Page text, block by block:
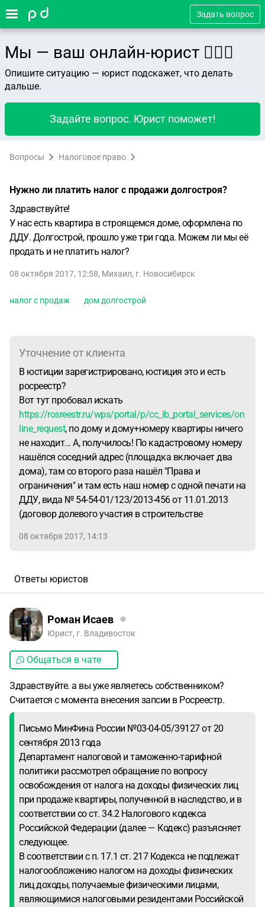
Задать вопрос
Мы — ваш онлайн-юрист 👨🏻‍⚖️
Опишите ситуацию — юрист подскажет, что делать
дальше.
Задайте вопрос. Юрист поможет!
Вопросы Налоговое право
Нужно ли платить налог с продажи долгостроя?
Здравствуйте!
У нас есть квартира в строящемся доме, оформлена по
ДДУ. Долгострой, прошло уже три года. Можем ли мы её
продать и не платить налог?
08 октября 2017, 12:58, Михаил, г. Новосибирск
налог с продаж дом долгострой
Уточнение от клиента
В юстиции зарегистрировано, юстиция это и есть
росреестр?
Вот тут пробовал искать
https://rosreestr.ru/wps/portal/p/cc_ib_portal_services/on
line_request, по дому и дому+номеру квартиры ничего
не находит... А, получилось! По кадастровому номеру
нашёлся соседний адрес (площадка включает два
дома), там со второго раза нашёл "Права и
ограничения" и там есть наш номер с одной печати на
ДДУ, вида № 54-54-01/123/2013-456 от 11.01.2013
(договор долевого участия в строительстве
08 октября 2017, 14:13
Ответы юристов
Роман Исаев
Юрист, г. Владивосток
Общаться в чате
Здравствуйте. а вы уже являетесь собственником?
Считается с момента внесения запсии в Росреестр.
Письмо МинФина России №03-04-05/39127 от 20
сентября 2013 года
Департамент налоговой и таможенно-тарифной
политики рассмотрел обращение по вопросу
освобождения от налога на доходы физических лиц
при продаже квартиры, полученной в наследство, и в
соответствии со ст. 34.2 Налогового кодекса
Российской Федерации (далее — Кодекс) разъясняет
следующее.
В соответствии с п. 17.1 ст. 217 Кодекса не подлежат
налогообложению налогом на доходы физических
лиц доходы, получаемые физическими лицами,
являющимися налоговыми резидентами Российской